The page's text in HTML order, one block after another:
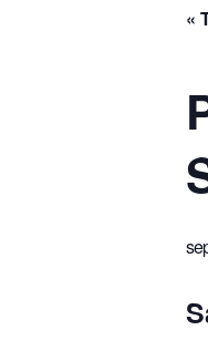
Patrón De
Patrón De
Patrón De Yate
Capitán De
«